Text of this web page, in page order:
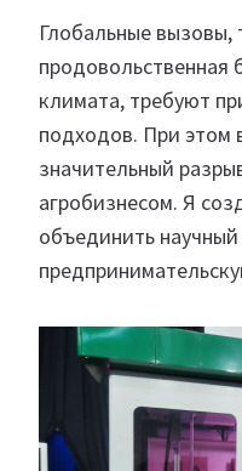
Глобальные вызовы,
продовольственная
климата, требуют
подходов. При этом
значительный
агробизнесом. Я
объединить